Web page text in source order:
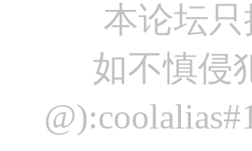
本论坛
如不慎侵